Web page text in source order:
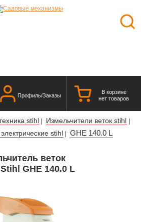
Профиль/Заказы
В корзине
нет товаров
stihl | Измельчители веток stihl |
stihl | GHE 140.0 L
веток
GHE 140.0 L